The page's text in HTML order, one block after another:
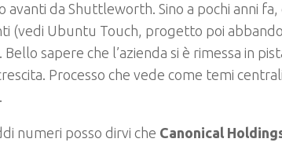
da Shuttleworth. Sino a pochi anni
(vedi Ubuntu Touch, progetto poi
sapere che l’azienda si è rimessa in
Processo che vede come temi
numeri posso dirvi che Canonical